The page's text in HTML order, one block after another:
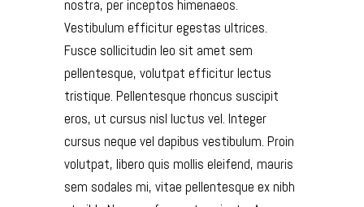
nostra, per inceptos himenaeos.
Vestibulum efficitur egestas ultrices.
Fusce sollicitudin leo sit amet sem
pellentesque, volutpat efficitur lectus
tristique. Pellentesque rhoncus suscipit
eros, ut cursus nisl luctus vel. Integer
cursus neque vel dapibus vestibulum. Proin
volutpat, libero quis mollis eleifend, mauris
sem sodales mi, vitae pellentesque ex nibh